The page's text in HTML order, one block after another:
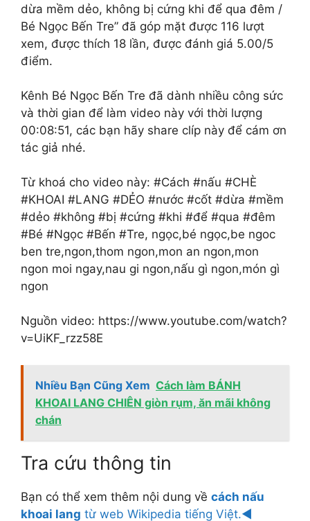
dừa mềm dẻo, không bị cứng khi để qua đêm /
Bé Ngọc Bến Tre” đã góp mặt được 116 lượt
xem, được thích 18 lần, được đánh giá 5.00/5
điểm.
Kênh Bé Ngọc Bến Tre đã dành nhiều công sức
và thời gian để làm video này với thời lượng
00:08:51, các bạn hãy share clíp này để cám ơn
tác giả nhé.
Từ khoá cho video này: #Cách #nấu #CHÈ
#KHOAI #LANG #DẺO #nước #cốt #dừa #mềm
#dẻo #không #bị #cứng #khi #để #qua #đêm
#Bé #Ngọc #Bến #Tre, ngọc,bé ngọc,be ngoc
ben tre,ngon,thom ngon,mon an ngon,mon
ngon moi ngay,nau gi ngon,nấu gì ngon,món gì
ngon
Nguồn video: https://www.youtube.com/watch?
v=UiKF_rzz58E
Nhiều Bạn Cũng Xem Cách làm BÁNH
KHOAI LANG CHIÊN giòn rụm, ăn mãi không
chán
Tra cứu thông tin
Bạn có thể xem thêm nội dung về cách nấu
khoai lang từ web Wikipedia tiếng Việt.◄